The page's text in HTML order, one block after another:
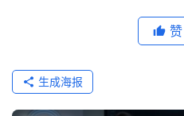
赞
生成海报